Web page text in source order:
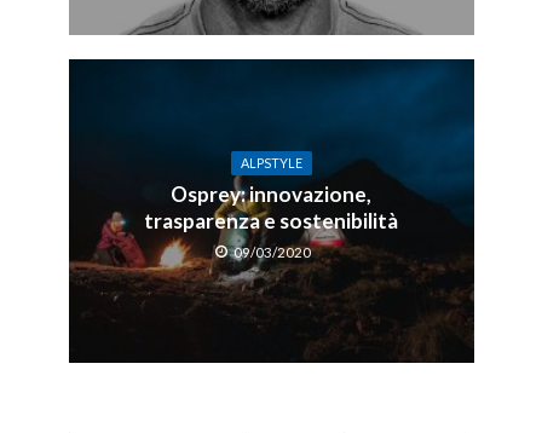
ALPSTYLE
Osprey: innovazione,
trasparenza e sostenibilità
09/03/2020